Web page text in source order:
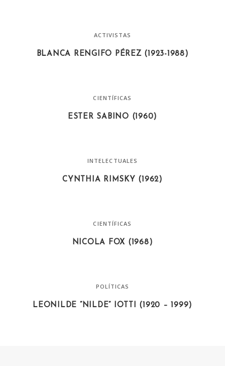
ACTIVISTAS
BLANCA RENGIFO PÉREZ (1923-1988)
CIENTÍFICAS
ESTER SABINO (1960)
INTELECTUALES
CYNTHIA RIMSKY (1962)
CIENTÍFICAS
NICOLA FOX (1968)
POLÍTICAS
LEONILDE “NILDE” IOTTI (1920 – 1999)